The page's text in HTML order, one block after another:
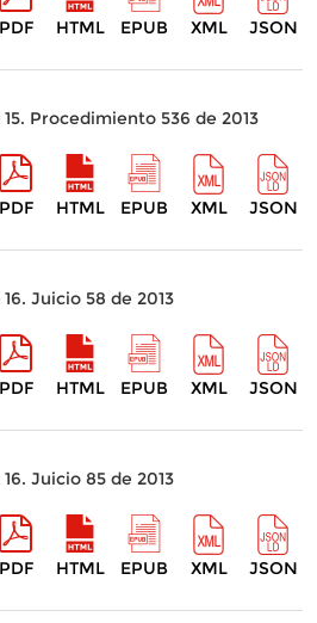
PDF HTML EPUB XML JSON
Procedimiento 536 de 2013
PDF HTML EPUB XML JSON
Juicio 58 de 2013
PDF HTML EPUB XML JSON
Juicio 85 de 2013
PDF HTML EPUB XML JSON